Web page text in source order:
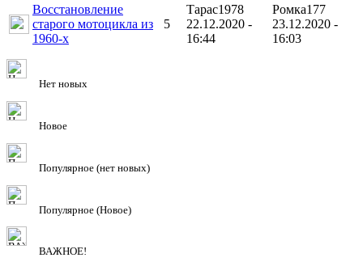
Восстановление
старого мотоцикла из
1960-х
5
Тарас1978
22.12.2020 -
16:44
Ромка177
23.12.2020 -
16:03
Нет новых
Новое
Популярное (нет новых)
Популярное (Новое)
ВАЖНОЕ!